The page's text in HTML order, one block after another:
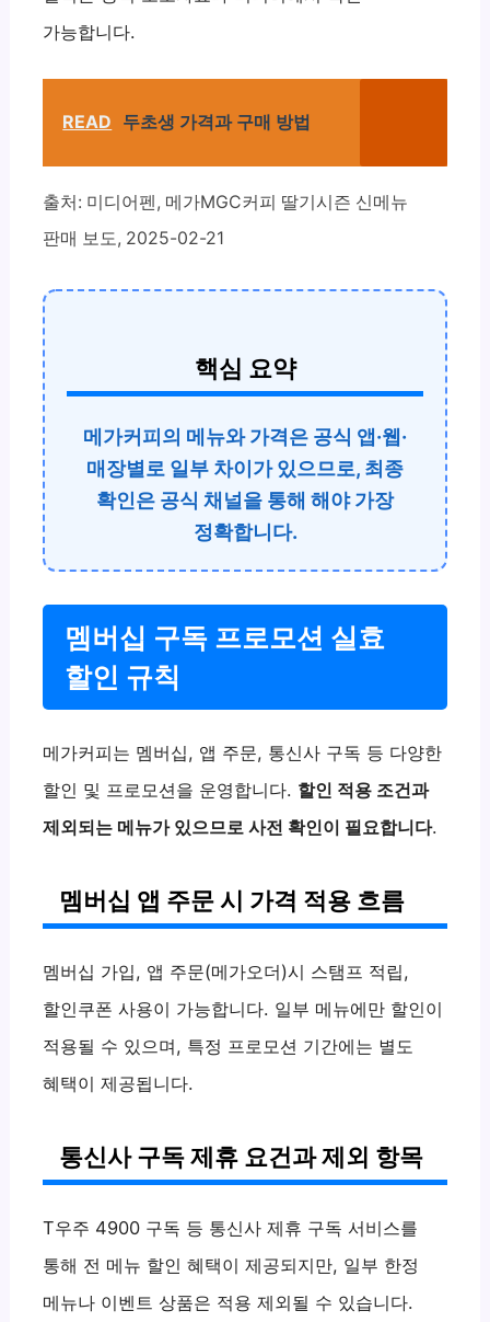
가능합니다.
READ 두초생 가격과 구매 방법
출처: 미디어펜, 메가MGC커피 딸기시즌 신메뉴
판매 보도, 2025-02-21
핵심 요약
메가커피의 메뉴와 가격은 공식 앱·웹·
매장별로 일부 차이가 있으므로, 최종
확인은 공식 채널을 통해 해야 가장
정확합니다.
멤버십 구독 프로모션 실효
할인 규칙
메가커피는 멤버십, 앱 주문, 통신사 구독 등 다양한
할인 및 프로모션을 운영합니다. 할인 적용 조건과
제외되는 메뉴가 있으므로 사전 확인이 필요합니다.
멤버십 앱 주문 시 가격 적용 흐름
멤버십 가입, 앱 주문(메가오더)시 스탬프 적립,
할인쿠폰 사용이 가능합니다. 일부 메뉴에만 할인이
적용될 수 있으며, 특정 프로모션 기간에는 별도
혜택이 제공됩니다.
통신사 구독 제휴 요건과 제외 항목
T우주 4900 구독 등 통신사 제휴 구독 서비스를
통해 전 메뉴 할인 혜택이 제공되지만, 일부 한정
메뉴나 이벤트 상품은 적용 제외될 수 있습니다.